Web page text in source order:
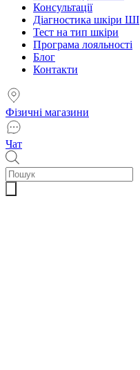
Консультації
Діагностика шкіри ШІ
Тест на тип шкіри
Програма лояльності
Блог
Контакти
Фізичні магазини
Чат
Пошук
товарів